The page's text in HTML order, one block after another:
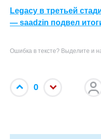
Legacy в третьей
— saadzin подвел
Ошибка в тексте? Выделите и
0